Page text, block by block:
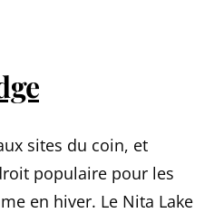
sites du coin, et
populaire pour les
en hiver. Le Nita Lake